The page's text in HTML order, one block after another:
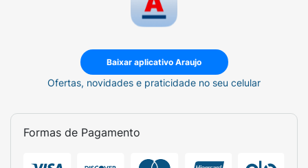
Baixar aplicativo Araujo
Ofertas, novidades e praticidade no seu celular
Formas de Pagamento